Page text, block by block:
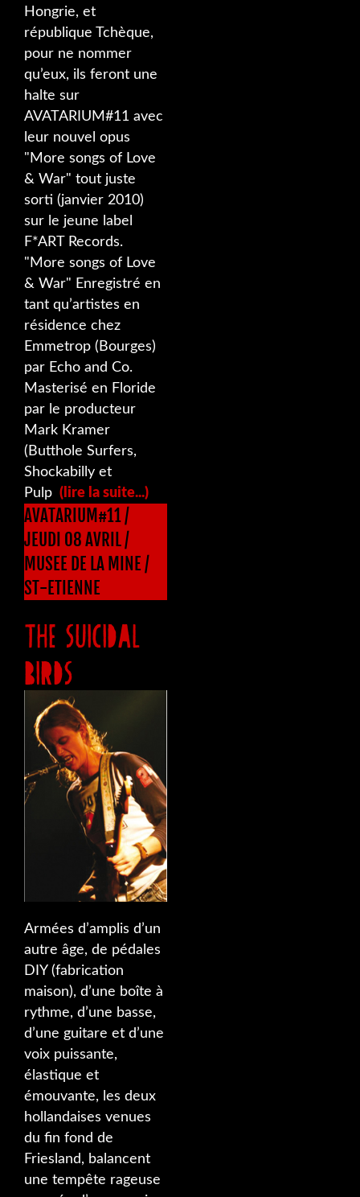
Hongrie, et
république Tchèque,
pour ne nommer
qu’eux, ils feront une
halte sur
AVATARIUM#11 avec
leur nouvel opus
"More songs of Love
& War" tout juste
sorti (janvier 2010)
sur le jeune label
F*ART Records.
"More songs of Love
& War" Enregistré en
tant qu’artistes en
résidence chez
Emmetrop (Bourges)
par Echo and Co.
Masterisé en Floride
par le producteur
Mark Kramer
(Butthole Surfers,
Shockabilly et
Pulp (lire la suite...)
AVATARIUM#11 /
JEUDI 08 AVRIL /
MUSEE DE LA MINE /
ST-ETIENNE
THE SUICIDAL
BIRDS
Armées d’amplis d’un
autre âge, de pédales
DIY (fabrication
maison), d’une boîte à
rythme, d’une basse,
d’une guitare et d’une
voix puissante,
élastique et
émouvante, les deux
hollandaises venues
du fin fond de
Friesland, balancent
une tempête rageuse